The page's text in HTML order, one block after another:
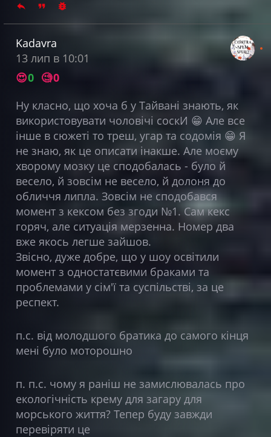
Kadavra
13 лип в 10:01
😍0 🧐0
Ну класно, що хоча б у Тайвані знають, як
використовувати чоловічі соскИ 😁 Але все
інше в сюжеті то треш, угар та содомія 😁 Я
не знаю, як це описати інакше. Але моєму
хворому мозку це сподобалась - було й
весело, й зовсім не весело, й долоня до
обличчя липла. Зовсім не сподобався
момент з кексом без згоди №1. Сам кекс
горяч, але ситуація мерзенна. Номер два
вже якось легше зайшов.
Звісно, дуже добре, що у шоу освітили
момент з одностатєвими браками та
проблемами у сім'ї та суспільстві, за це
респект.
п.с. від молодшого братика до самого кінця
мені було моторошно
п. п.с. чому я раніш не замислювалась про
екологічність крему для загару для
морського життя? Тепер буду завжди
перевіряти це